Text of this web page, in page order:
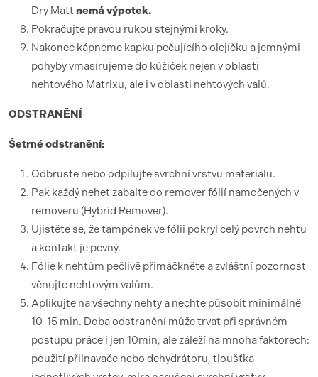
Dry Mattnemá výpotek.
Pokračujte pravou rukou stejnými kroky.
Nakonec kápneme kapku pečujícího olejíčku a jemnými
pohyby vmasírujeme do kůžiček nejen v oblasti
nehtového Matrixu, ale i v oblasti nehtových valů.
ODSTRANĚNÍ
Šetrné odstranění:
Odbruste nebo odpilujte svrchní vrstvu materiálu.
Pak každý nehet zabalte do remover fólií namočených v
removeru (Hybrid Remover).
Ujistěte se, že tampónek ve fólii pokryl celý povrch nehtu
a kontakt je pevný.
Fólie k nehtům pečlivě přimáčkněte a zvláštní pozornost
věnujte nehtovým valům.
Aplikujte na všechny nehty a nechte působit minimálně
10-15 min. Doba odstranění může trvat při správném
postupu práce i jen 10min, ale záleží na mnoha faktorech:
použití přilnavače nebo dehydrátoru, tloušťka